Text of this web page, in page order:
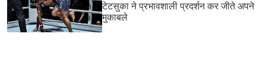
टेटसुका ने प्रभावशाली प्रदर्शन कर जीते अपने
मुकाबले